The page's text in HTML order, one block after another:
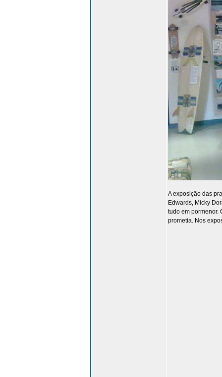
A exposição das
Edwards, Micky
tudo em pormenor.
prometia. Nos